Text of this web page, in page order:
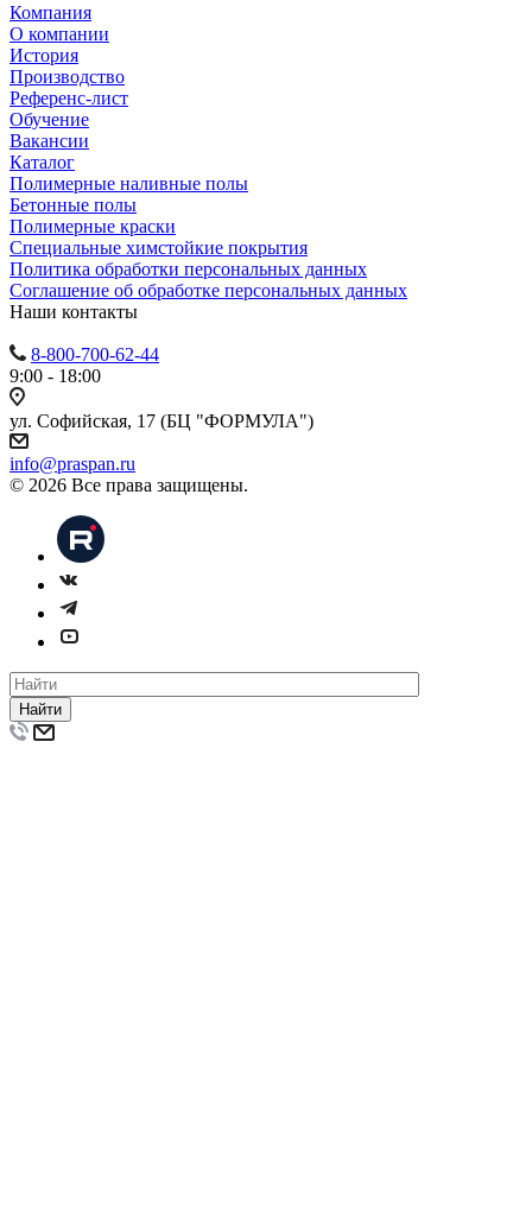
Компания
О компании
История
Производство
Референс-лист
Обучение
Вакансии
Каталог
Полимерные наливные полы
Бетонные полы
Полимерные краски
Специальные химстойкие покрытия
Политика обработки персональных данных
Cоглашение об обработке персональных данных
Наши контакты
8-800-700-62-44
9:00 - 18:00
ул. Софийская, 17 (БЦ "ФОРМУЛА")
info@praspan.ru
© 2026 Все права защищены.
Найти